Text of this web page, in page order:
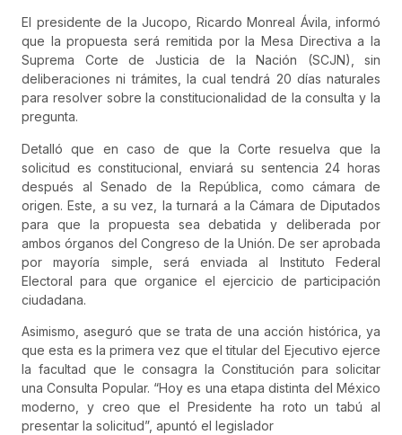
El presidente de la Jucopo, Ricardo Monreal Ávila, informó
que la propuesta será remitida por la Mesa Directiva a la
Suprema Corte de Justicia de la Nación (SCJN), sin
deliberaciones ni trámites, la cual tendrá 20 días naturales
para resolver sobre la constitucionalidad de laconsulta y la
pregunta.
Detalló que en caso de que la Corte resuelva que la
solicitud es constitucional, enviará su sentencia 24 horas
después al Senado de la República, como cámara de
origen. Este, a su vez, la turnará a la Cámara de Diputados
para que la propuesta sea debatida y deliberada por
ambos órganos del Congreso de la Unión. De ser aprobada
por mayoría simple, será enviada al Instituto Federal
Electoral para que organice el ejercicio de participación
ciudadana.
Asimismo, aseguró que se trata de una acción histórica, ya
que esta es la primera vez que el titular del Ejecutivo ejerce
la facultad que le consagra la Constitución para solicitar
unaConsulta Popular. “Hoy es una etapa distinta del México
moderno, y creo que el Presidente ha roto un tabú al
presentar la solicitud”, apuntó el legislador